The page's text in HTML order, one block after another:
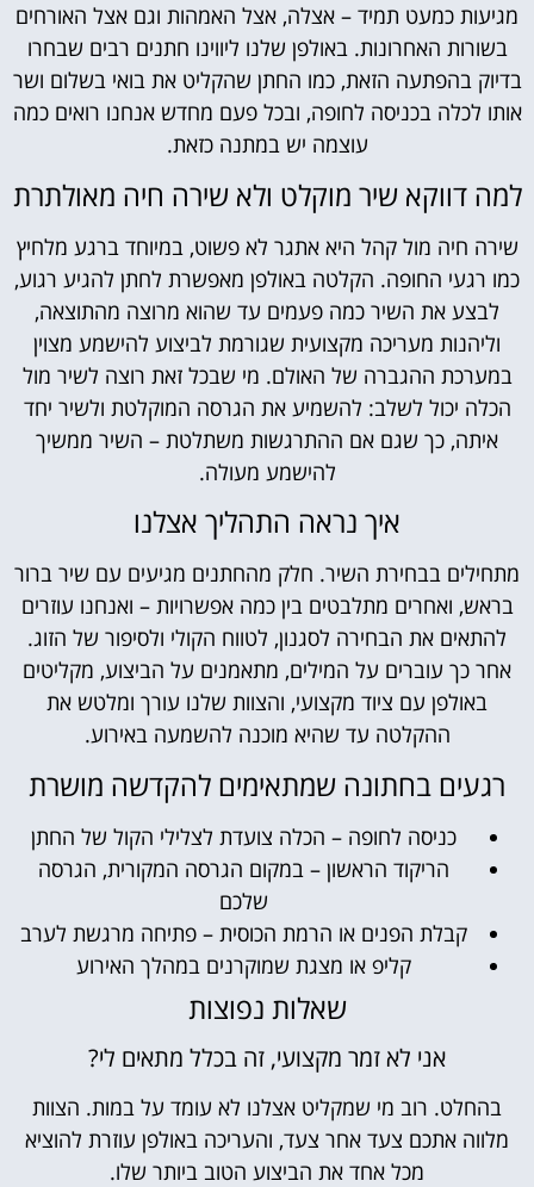
מגיעות כמעט תמיד – אצלה, אצל האמהות וגם אצל האורחים
בשורות האחרונות. באולפן שלנו ליווינו חתנים רבים שבחרו
בדיוק בהפתעה הזאת, כמו החתן שהקליט את בואי בשלום ושר
אותו לכלה בכניסה לחופה, ובכל פעם מחדש אנחנו רואים כמה
עוצמה יש במתנה כזאת.
למה דווקא שיר מוקלט ולא שירה חיה מאולתרת
שירה חיה מול קהל היא אתגר לא פשוט, במיוחד ברגע מלחיץ
כמו רגעי החופה. הקלטה באולפן מאפשרת לחתן להגיע רגוע,
לבצע את השיר כמה פעמים עד שהוא מרוצה מהתוצאה,
וליהנות מעריכה מקצועית שגורמת לביצוע להישמע מצוין
במערכת ההגברה של האולם. מי שבכל זאת רוצה לשיר מול
הכלה יכול לשלב: להשמיע את הגרסה המוקלטת ולשיר יחד
איתה, כך שגם אם ההתרגשות משתלטת – השיר ממשיך
להישמע מעולה.
איך נראה התהליך אצלנו
מתחילים בבחירת השיר. חלק מהחתנים מגיעים עם שיר ברור
בראש, ואחרים מתלבטים בין כמה אפשרויות – ואנחנו עוזרים
להתאים את הבחירה לסגנון, לטווח הקולי ולסיפור של הזוג.
אחר כך עוברים על המילים, מתאמנים על הביצוע, מקליטים
באולפן עם ציוד מקצועי, והצוות שלנו עורך ומלטש את
ההקלטה עד שהיא מוכנה להשמעה באירוע.
רגעים בחתונה שמתאימים להקדשה מושרת
כניסה לחופה – הכלה צועדת לצלילי הקול של החתן
הריקוד הראשון – במקום הגרסה המקורית, הגרסה
שלכם
קבלת הפנים או הרמת הכוסית – פתיחה מרגשת לערב
קליפ או מצגת שמוקרנים במהלך האירוע
שאלות נפוצות
אני לא זמר מקצועי, זה בכלל מתאים לי?
בהחלט. רוב מי שמקליט אצלנו לא עומד על במות. הצוות
מלווה אתכם צעד אחר צעד, והעריכה באולפן עוזרת להוציא
מכל אחד את הביצוע הטוב ביותר שלו.